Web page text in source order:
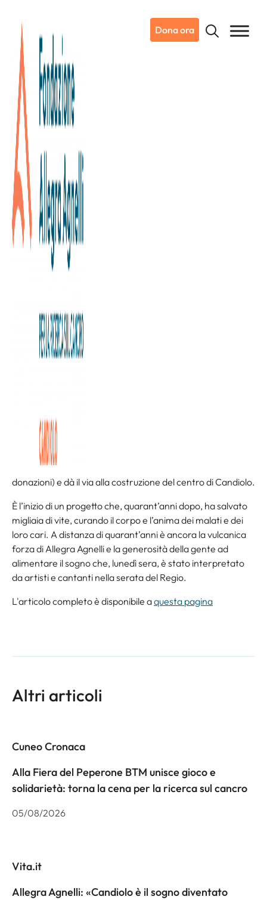
Dona ora
16/06/2026
Dicono di noi
Candiolo, 40 anni di Gol
È una squadra magnifica, che segna gol importanti, che
supera le difficoltà con il lavoro e l’impegno del gruppo, che
molta Juve nella festa per i quarant’anni della
Allegra Agnelli per la Ricerca sul Cancro
di Candiolo – IRCCS
contro un tumore. Tutto nasce da un’idea di Allegra Agnelli
nel 1986
fondi per l’Airc, decide di colmare un vuoto
Piemonte
donazioni) e dà il via alla costruzione del centro di Candiolo.
È l’inizio di un progetto che, quarant’anni dopo, ha salvato
migliaia di vite, curando il corpo e l’anima dei malati e dei
loro cari. A distanza di quarant’anni è ancora la vulcanica
forza di Allegra Agnelli e la generosità della gente ad
alimentare il sogno che, lunedì sera, è stato interpretato
da artisti e cantanti nella serata del Regio.
L'articolo completo è disponibile aquesta pagina
Altri articoli
Cuneo Cronaca
Alla Fiera del Peperone BTM unisce gioco e
solidarietà: torna la cena per la ricerca sul cancro
05/08/2026
Vita.it
Allegra Agnelli: «Candiolo è il sogno diventato